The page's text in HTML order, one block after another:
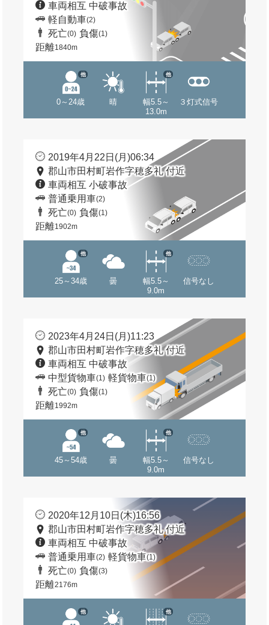
車両相互 中破事故
軽自動車(2)
死亡(0) 負傷(1)
距離1840m
0～24歳
他
晴
幅5.5～
13.0m
他
３灯式信号
2019年4月22日(月)06:34
郡山市田村町岩作字穂多礼 付近
車両相互 小破事故
普通乗用車(2)
死亡(0) 負傷(1)
距離1902m
25～34歳
他
曇
幅5.5～
9.0m
他
信号なし
2023年4月24日(月)11:23
郡山市田村町岩作字穂多礼 付近
車両相互 中破事故
中型貨物車(1) 軽貨物車(1)
死亡(0) 負傷(1)
距離1992m
45～54歳
他
曇
幅5.5～
9.0m
他
信号なし
2020年12月10日(木)16:56
郡山市田村町岩作字穂多礼 付近
車両相互 中破事故
普通乗用車(2) 軽貨物車(1)
死亡(0) 負傷(3)
距離2176m
他 他